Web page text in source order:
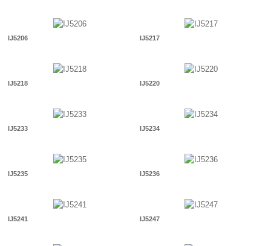
IJ5206 IJ5217
IJ5218 IJ5220
IJ5233 IJ5234
IJ5235 IJ5236
IJ5241 IJ5247